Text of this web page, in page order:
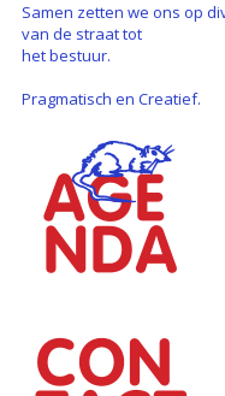
Samen zetten we ons op
van de straat tot
het bestuur.
Pragmatisch en Creatief.